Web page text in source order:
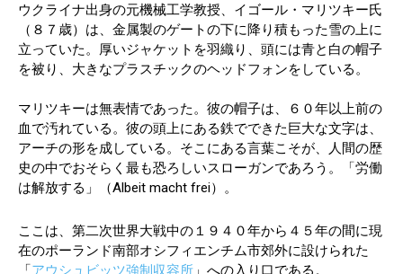
ウクライナ出身の元機械工学教授、イゴール・マリツキー氏
（８７歳）は、金属製のゲートの下に降り積もった雪の上に
立っていた。厚いジャケットを羽織り、頭には青と白の帽子
を被り、大きなプラスチックのヘッドフォンをしている。
マリツキーは無表情であった。彼の帽子は、６０年以上前の
血で汚れている。彼の頭上にある鉄でできた巨大な文字は、
アーチの形を成している。そこにある言葉こそが、人間の歴
史の中でおそらく最も恐ろしいスローガンであろう。「労働
は解放する」（Albeit macht frei）。
ここは、第二次世界大戦中の１９４０年から４５年の間に現
在のポーランド南部オシフィエンチム市郊外に設けられた
「アウシュビッツ強制収容所 」への入り口である。